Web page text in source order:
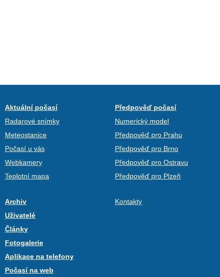
Aktuální počasí
Radarové snímky
Meteostanice
Počasí u vás
Webkamery
Teplotní mapa
Předpověď počasí
Numerický model
Předpověď pro Prahu
Předpověď pro Brno
Předpověď pro Ostravu
Předpověď pro Plzeň
Archiv
Uživatelé
Články
Fotogalerie
Aplikace na telefony
Počasí na web
Kontakty